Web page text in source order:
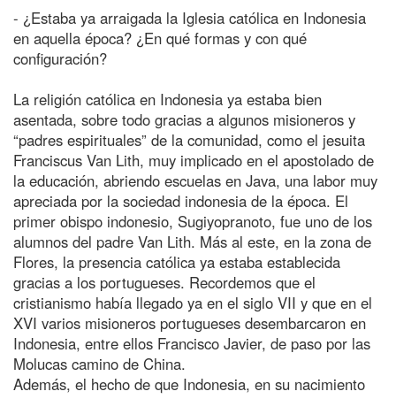
- ¿Estaba ya arraigada la Iglesia católica en Indonesia
en aquella época? ¿En qué formas y con qué
configuración?
La religión católica en Indonesia ya estaba bien
asentada, sobre todo gracias a algunos misioneros y
“padres espirituales” de la comunidad, como el jesuita
Franciscus Van Lith, muy implicado en el apostolado de
la educación, abriendo escuelas en Java, una labor muy
apreciada por la sociedad indonesia de la época. El
primer obispo indonesio, Sugiyopranoto, fue uno de los
alumnos del padre Van Lith. Más al este, en la zona de
Flores, la presencia católica ya estaba establecida
gracias a los portugueses. Recordemos que el
cristianismo había llegado ya en el siglo VII y que en el
XVI varios misioneros portugueses desembarcaron en
Indonesia, entre ellos Francisco Javier, de paso por las
Molucas camino de China.
Además, el hecho de que Indonesia, en su nacimiento